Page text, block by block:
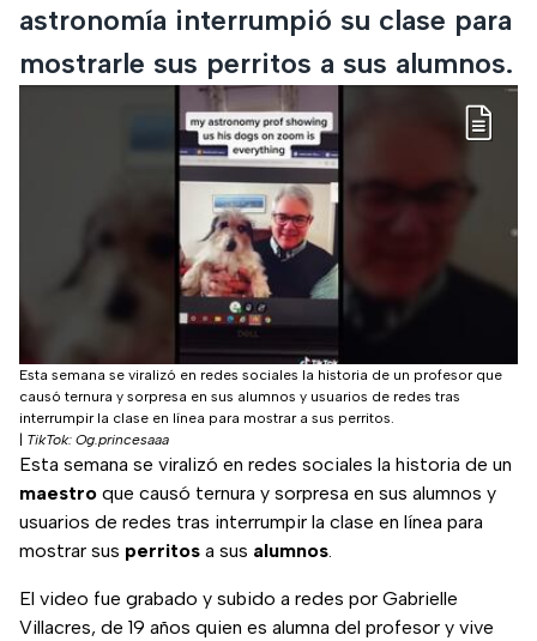
astronomía interrumpió su clase para
mostrarle sus perritos a sus alumnos.
Esta semana se viralizó en redes sociales la historia de un profesor que
causó ternura y sorpresa en sus alumnos y usuarios de redes tras
interrumpir la clase en línea para mostrar a sus perritos.
TikTok: Og.princesaaa
Esta semana se viralizó en redes sociales la historia de un
maestro que causó ternura y sorpresa en sus alumnos y
usuarios de redes tras interrumpir la clase en línea para
mostrar sus perritos a sus alumnos.
El video fue grabado y subido a redes por Gabrielle
Villacres, de 19 años quien es alumna del profesor y vive